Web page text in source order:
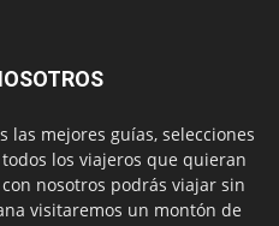
las mejores guías, selecciones
los viajeros que quieran
nosotros podrás viajar sin
visitaremos un montón de